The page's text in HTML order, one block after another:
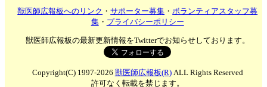
獣医師広報板へのリンク ・サポーター募集 ・ボランティアスタッフ募
集・ プライバシーポリシー
獣医師広報板の最新更新情報をTwitterでお知らせしております。
Copyright(C) 1997-2026 獣医師広報板(R)ALL Rights Reserved
許可なく転載を禁じます。